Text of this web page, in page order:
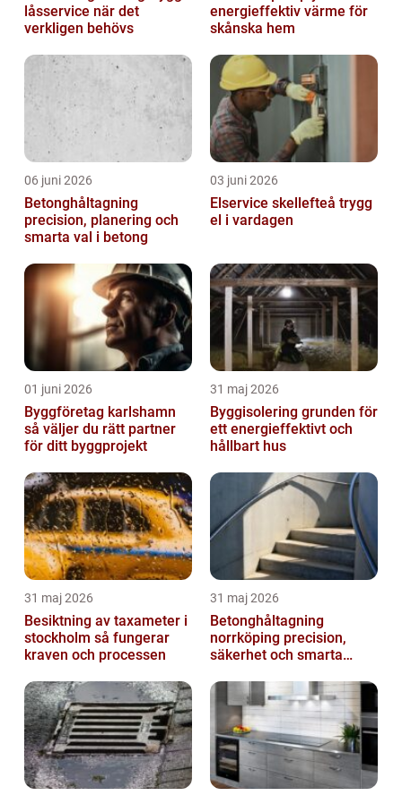
låsservice när det
verkligen behövs
energieffektiv värme för
skånska hem
06 juni 2026
Betonghåltagning
precision, planering och
smarta val i betong
03 juni 2026
Elservice skellefteå trygg
el i vardagen
01 juni 2026
Byggföretag karlshamn
så väljer du rätt partner
för ditt byggprojekt
31 maj 2026
Byggisolering grunden för
ett energieffektivt och
hållbart hus
31 maj 2026
Besiktning av taxameter i
stockholm så fungerar
kraven och processen
31 maj 2026
Betonghåltagning
norrköping precision,
säkerhet och smarta